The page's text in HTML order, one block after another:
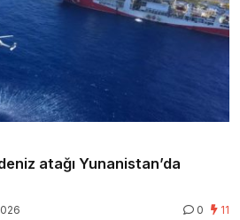
atağı Yunanistan’da
0 11